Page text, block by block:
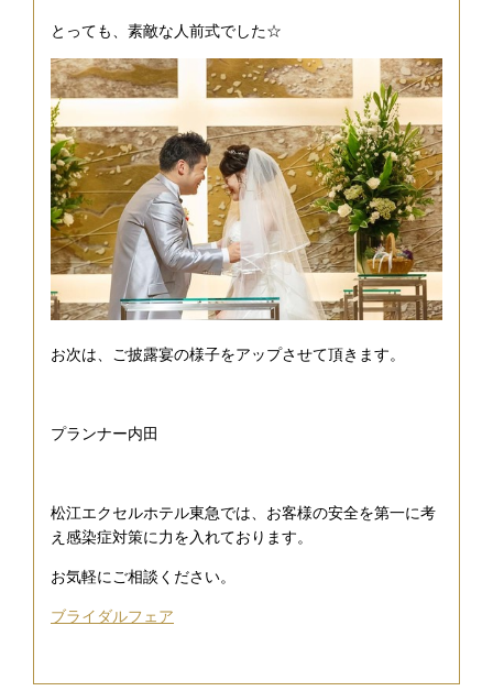
とっても、素敵な人前式でした☆
お次は、ご披露宴の様子をアップさせて頂きます。
プランナー内田
松江エクセルホテル東急では、お客様の安全を第一に考
え感染症対策に力を入れております。
お気軽にご相談ください。
ブライダルフェア